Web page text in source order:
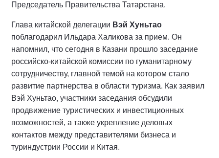
Председатель Правительства Татарстана.
Глава китайской делегации Вэй Хуньтао
поблагодарил Ильдара Халикова за прием. Он
напомнил, что сегодня в Казани прошло заседание
российско-китайской комиссии по гуманитарному
сотрудничеству, главной темой на котором стало
развитие партнерства в области туризма. Как заявил
Вэй Хуньтао, участники заседания обсудили
продвижение туристических и инвестиционных
возможностей, а также укрепление деловых
контактов между представителями бизнеса и
туриндустрии России и Китая.